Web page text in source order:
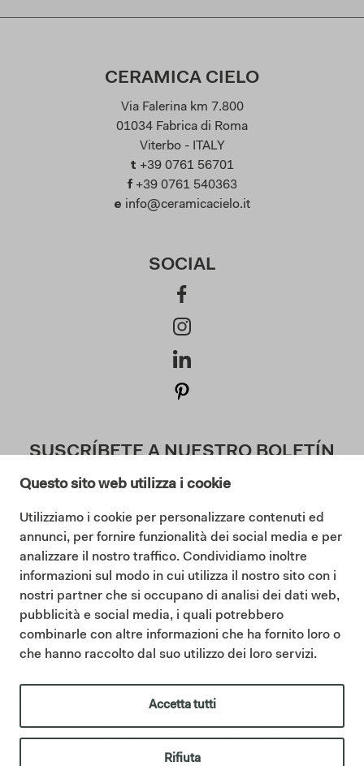
Questo sito web utilizza i cookie
Utilizziamo i cookie per personalizzare contenuti ed
annunci, per fornire funzionalità dei social media e per
analizzare il nostro traffico. Condividiamo inoltre
informazioni sul modo in cui utilizza il nostro sito con i
nostri partner che si occupano di analisi dei dati web,
pubblicità e social media, i quali potrebbero
combinarle con altre informazioni che ha fornito loro o
che hanno raccolto dal suo utilizzo dei loro servizi.
Accetta tutti
Rifiuta
CERAMICA CIELO
Via Falerina km 7.800
01034 Fabrica di Roma
Viterbo - ITALY
t +39 0761 56701
f +39 0761 540363
e info@ceramicacielo.it
SOCIAL
SUSCRÍBETE A NUESTRO BOLETÍN
Doy mi consentimiento a la Política de Privacidad (
Lea nuestra Política de Privacidad)
©2025 Ceramica Cielo |Cookie policy|Privacy policy|
IT01622510566 | Ceramica Cielo forma parte del Grupo Mittel a
empresa y refuerza su presencia en el sector del equipamiento de
italianbathroomdesign.com